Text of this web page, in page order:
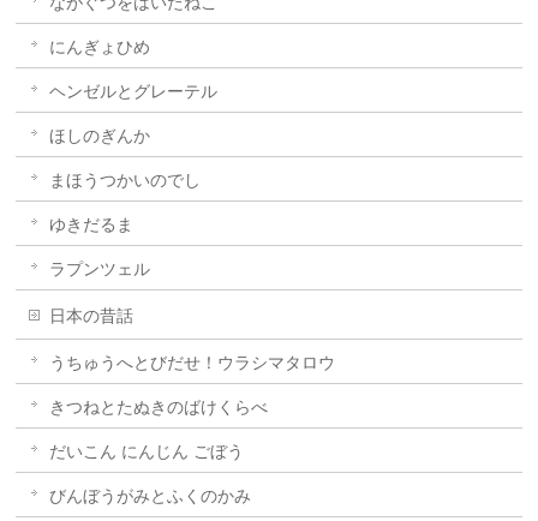
にんぎょひめ
ヘンゼルとグレーテル
ほしのぎんか
まほうつかいのでし
ゆきだるま
ラプンツェル
日本の昔話
うちゅうへとびだせ！ウラシマタロウ
きつねとたぬきのばけくらべ
だいこん にんじん ごぼう
びんぼうがみとふくのかみ